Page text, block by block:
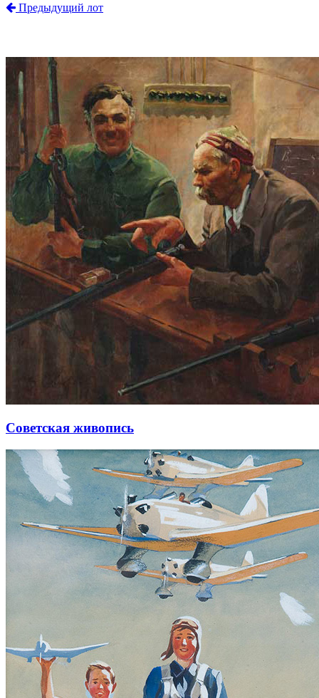
Предыдущий лот
Советская живопись